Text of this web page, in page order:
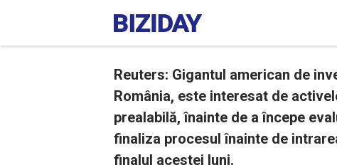
Reuters: Gigantul american de
România, este interesat de
prealabilă, înainte de a începe
finaliza procesul înainte de
finalul acestei luni.